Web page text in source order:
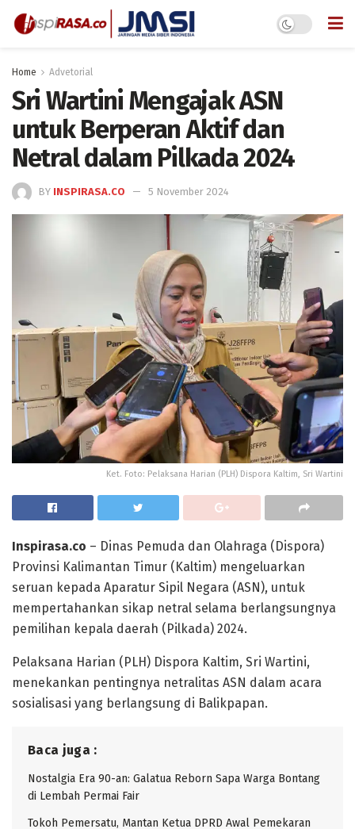
Home Advetorial
Sri Wartini Mengajak ASN
untuk Berperan Aktif dan
Netral dalam Pilkada 2024
BY INSPIRASA.CO 5 November 2024
Ket. Foto: Pelaksana Harian (PLH) Dispora Kaltim, Sri Wartini
Inspirasa.co – Dinas Pemuda dan Olahraga (Dispora)
Provinsi Kalimantan Timur (Kaltim) mengeluarkan
seruan kepada Aparatur Sipil Negara (ASN), untuk
mempertahankan sikap netral selama berlangsungnya
pemilihan kepala daerah (Pilkada) 2024.
Pelaksana Harian (PLH) Dispora Kaltim, Sri Wartini,
menekankan pentingnya netralitas ASN dalam acara
sosialisasi yang berlangsung di Balikpapan.
Baca juga :
Nostalgia Era 90-an: Galatua Reborn Sapa Warga Bontang
di Lembah Permai Fair
Tokoh Pemersatu, Mantan Ketua DPRD Awal Pemekaran